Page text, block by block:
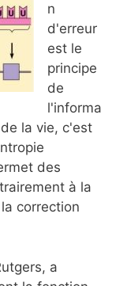
n
d'erreur
est le
principe
de
l'informa
la vie, c'est
des
à la
correction
a